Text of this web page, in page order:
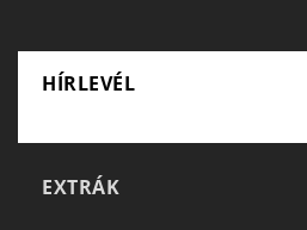
HÍRLEVÉL
EXTRÁK